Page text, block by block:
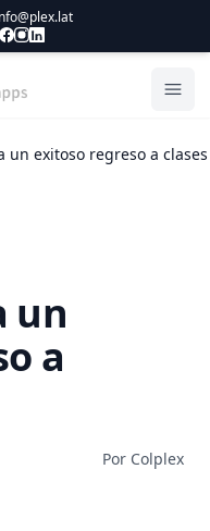
un exitoso regreso a clases
un
a
Por Colplex